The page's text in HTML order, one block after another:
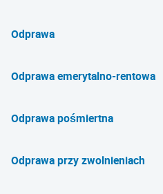
Odprawa
Odprawa emerytalno-rentowa
Odprawa pośmiertna
Odprawa przy zwolnieniach